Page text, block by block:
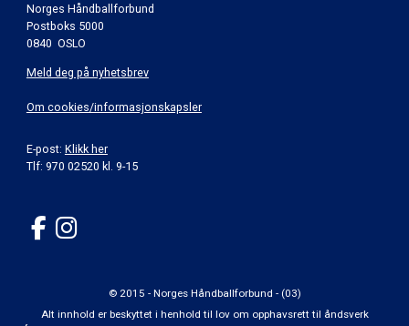
Norges Håndballforbund
Postboks 5000
0840 OSLO
Meld deg på nyhetsbrev
Om cookies/informasjonskapsler
E-post: Klikk her
Tlf: 970 02520 kl. 9-15
© 2015 - Norges Håndballforbund - (03)
Alt innhold er beskyttet i henhold til lov om opphavsrett til åndsverk